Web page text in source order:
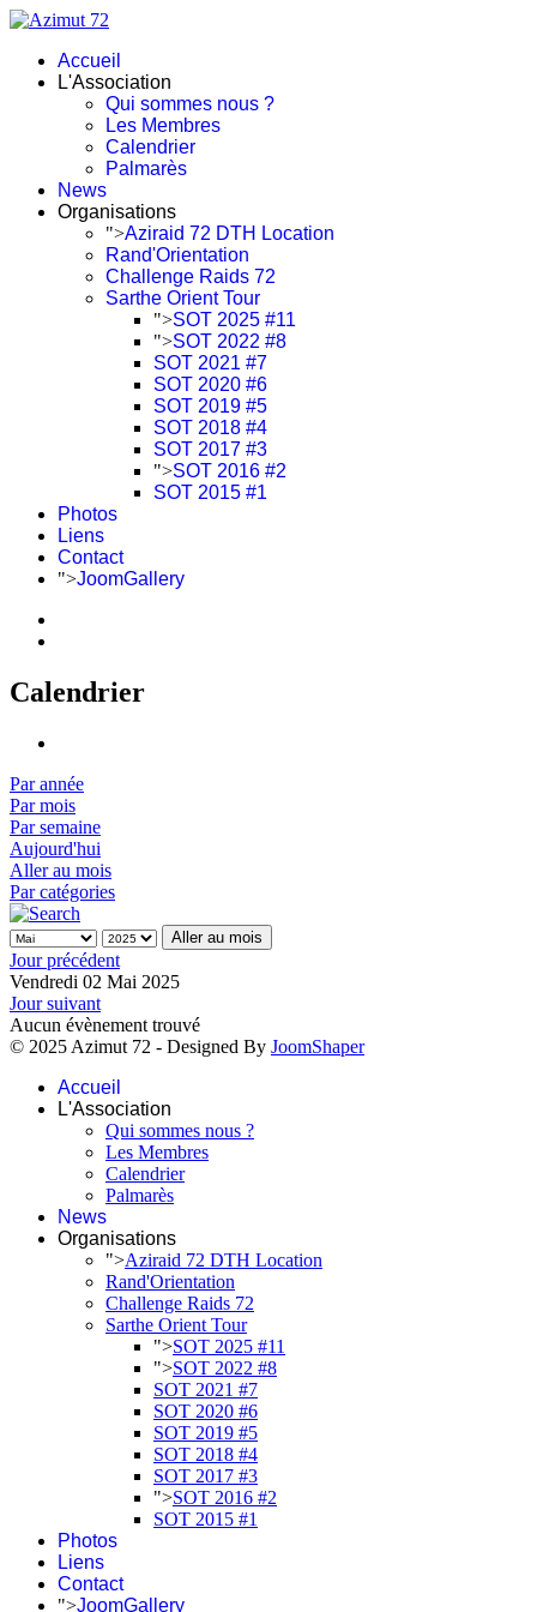
Accueil
L'Association
Qui sommes nous ?
Les Membres
Calendrier
Palmarès
News
Organisations
">Aziraid 72 DTH Location
Rand'Orientation
Challenge Raids 72
Sarthe Orient Tour
">SOT 2025 #11
">SOT 2022 #8
SOT 2021 #7
SOT 2020 #6
SOT 2019 #5
SOT 2018 #4
SOT 2017 #3
">SOT 2016 #2
SOT 2015 #1
Photos
Liens
Contact
">JoomGallery
Calendrier
Par année
Par mois
Par semaine
Aujourd'hui
Aller au mois
Par catégories
Aller au mois
Jour précédent
Vendredi 02 Mai 2025
Jour suivant
Aucun évènement trouvé
© 2025 Azimut 72 - Designed By JoomShaper
Accueil
L'Association
Qui sommes nous ?
Les Membres
Calendrier
Palmarès
News
Organisations
">Aziraid 72 DTH Location
Rand'Orientation
Challenge Raids 72
Sarthe Orient Tour
">SOT 2025 #11
">SOT 2022 #8
SOT 2021 #7
SOT 2020 #6
SOT 2019 #5
SOT 2018 #4
SOT 2017 #3
">SOT 2016 #2
SOT 2015 #1
Photos
Liens
Contact
">JoomGallery